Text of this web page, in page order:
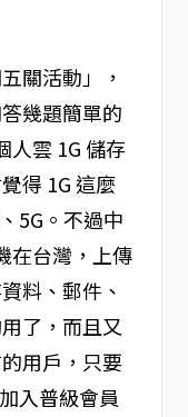
關活動」，
幾題簡單的
人雲 1G 儲存
得 1G 這麼
5G。不過中
在台灣，上傳
料、郵件、
了，而且又
用戶，只要
入普級會員